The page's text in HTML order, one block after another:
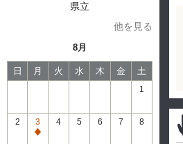
県立
他を見る
8月
日 月 火 水 木 金 土
1
2
3
通
4 5 6 7 8